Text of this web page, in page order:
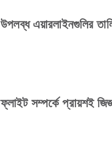
এয়ারলাইনগুলির
সম্পর্কে প্রায়শই